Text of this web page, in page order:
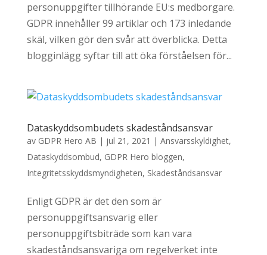
personuppgifter tillhörande EU:s medborgare.
GDPR innehåller 99 artiklar och 173 inledande
skäl, vilken gör den svår att överblicka. Detta
blogginlägg syftar till att öka förståelsen för...
Dataskyddsombudets skadeståndsansvar
av GDPR Hero AB | jul 21, 2021 | Ansvarsskyldighet,
Dataskyddsombud, GDPR Hero bloggen,
Integritetsskyddsmyndigheten, Skadeståndsansvar
Enligt GDPR är det den som är
personuppgiftsansvarig eller
personuppgiftsbiträde som kan vara
skadeståndsansvariga om regelverket inte